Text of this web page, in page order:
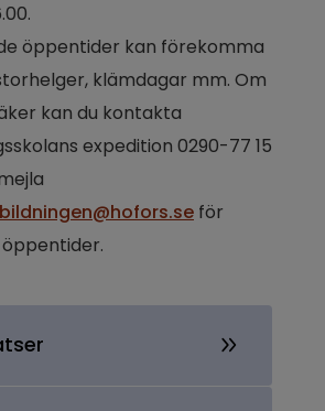
öppentider kan förekomma
klämdagar mm. Om
kan du kontakta
expedition 0290-77 15
för